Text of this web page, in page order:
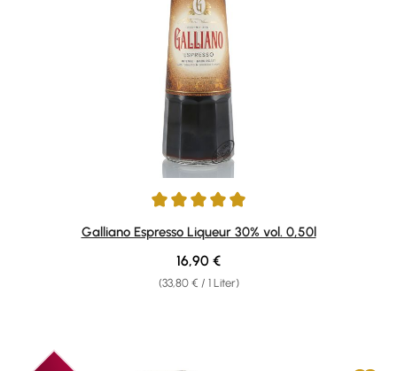
Durchschnittliche Bewertung von 4.92 von 5 Sternen
Galliano Espresso Liqueur 30% vol. 0,50l
(33,80 € / 1 Liter)
Regulärer Preis:
16,90 €